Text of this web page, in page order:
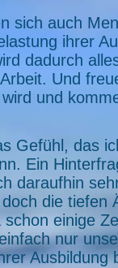
sich auch
ihrer
dadurch
Und
und
Gefühl, das
Ein
daraufhin
die tiefen
einige
nur
Ausbildung